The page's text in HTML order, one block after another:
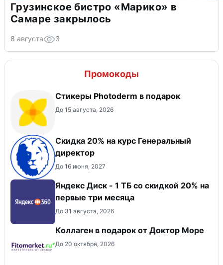
Грузинское бистро «Марико» в
Самаре закрылось
8 августа 3
Промокоды
Стикеры Photoderm в подарок
До 15 августа, 2026
Скидка 20% на курс Генеральный
директор
До 16 июня, 2027
Яндекс Диск - 1 ТБ со скидкой 20% на
первые три месяца
До 31 августа, 2026
Коллаген в подарок от Доктор Море
До 20 октября, 2026